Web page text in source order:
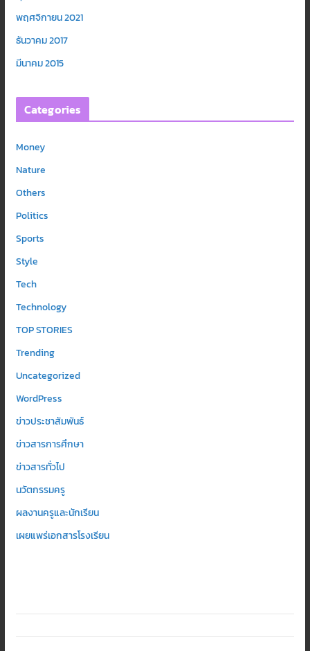
พฤศจิกายน 2021
ธันวาคม 2017
มีนาคม 2015
Categories
Money
Nature
Others
Politics
Sports
Style
Tech
Technology
TOP STORIES
Trending
Uncategorized
WordPress
ข่าวประชาสัมพันธ์
ข่าวสารการศึกษา
ข่าวสารทั่วไป
นวัตกรรมครู
ผลงานครูและนักเรียน
เผยแพร่เอกสารโรงเรียน